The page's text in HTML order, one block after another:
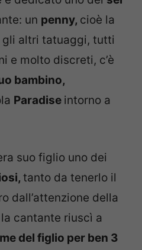
un penny, cioè la
gli altri tatuaggi, tutti
e molto discreti, c’è
bambino,
Paradise intorno a
suo figlio uno dei
tanto da tenerlo il
dall’attenzione della
cantante riuscì a
del figlio per ben 3